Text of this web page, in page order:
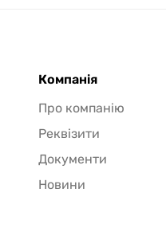
Компанія
Про компанію
Реквізити
Документи
Новини